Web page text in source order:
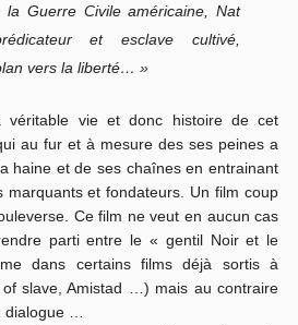
Guerre Civile américaine, Nat
et esclave cultivé,
vers la liberté… »
vie et donc histoire de cet
au fur et à mesure des ses peines a
haine et de ses chaînes en entrainant
marquants et fondateurs. Un film coup
Ce film ne veut en aucun cas
parti entre le « gentil Noir et le
dans certains films déjà sortis à
slave, Amistad …) mais au contraire
…